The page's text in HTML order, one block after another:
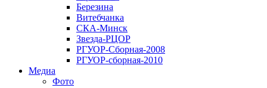
Березина
Витебчанка
СКА-Минск
Звезда-РЦОР
РГУОР-Сборная-2008
РГУОР-сборная-2010
Медиа
Фото